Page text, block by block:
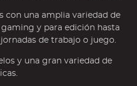
con una amplia variedad de
y para edición hasta
de trabajo o juego.
y una gran variedad de